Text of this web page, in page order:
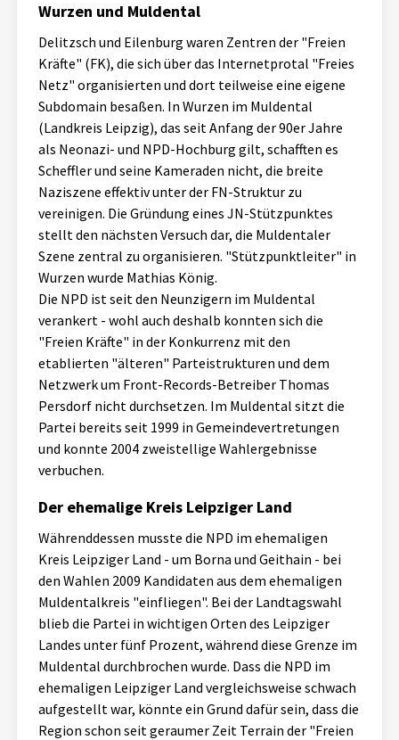
Wurzen und Muldental
Delitzsch und Eilenburg waren Zentren der "Freien
Kräfte" (FK), die sich über das Internetprotal "Freies
Netz" organisierten und dort teilweise eine eigene
Subdomain besaßen. In Wurzen im Muldental
(Landkreis Leipzig), das seit Anfang der 90er Jahre
als Neonazi- und NPD-Hochburg gilt, schafften es
Scheffler und seine Kameraden nicht, die breite
Naziszene effektiv unter der FN-Struktur zu
vereinigen. Die Gründung eines JN-Stützpunktes
stellt den nächsten Versuch dar, die Muldentaler
Szene zentral zu organisieren. "Stützpunktleiter" in
Wurzen wurde Mathias König.
Die NPD ist seit den Neunzigern im Muldental
verankert - wohl auch deshalb konnten sich die
"Freien Kräfte" in der Konkurrenz mit den
etablierten "älteren" Parteistrukturen und dem
Netzwerk um Front-Records-Betreiber Thomas
Persdorf nicht durchsetzen. Im Muldental sitzt die
Partei bereits seit 1999 in Gemeindevertretungen
und konnte 2004 zweistellige Wahlergebnisse
verbuchen.
Der ehemalige Kreis Leipziger Land
Währenddessen musste die NPD im ehemaligen
Kreis Leipziger Land - um Borna und Geithain - bei
den Wahlen 2009 Kandidaten aus dem ehemaligen
Muldentalkreis "einfliegen". Bei der Landtagswahl
blieb die Partei in wichtigen Orten des Leipziger
Landes unter fünf Prozent, während diese Grenze im
Muldental durchbrochen wurde. Dass die NPD im
ehemaligen Leipziger Land vergleichsweise schwach
aufgestellt war, könnte ein Grund dafür sein, dass die
Region schon seit geraumer Zeit Terrain der "Freien